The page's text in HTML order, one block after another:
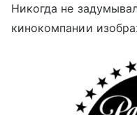
Никогда не
кинокомпании